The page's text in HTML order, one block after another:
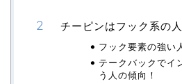
チーピンはフック系の
フック要素の強い
テークバックでイ
う人の傾向！